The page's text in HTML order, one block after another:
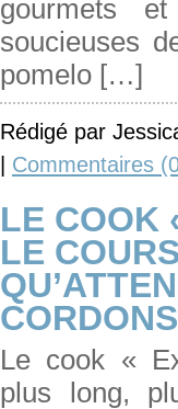
gourmets
soucieuses
pomelo […]
Rédigé par
| Commentaires
LE COOK
LE
Le cook «
plus long,